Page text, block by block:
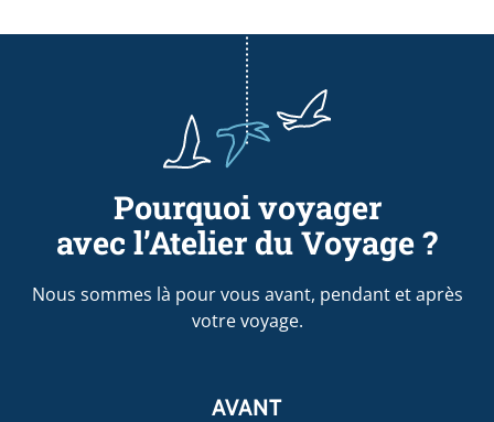
Pourquoi voyager
avec l’Atelier du Voyage ?
Nous sommes là pour vous avant, pendant et après
votre voyage.
AVANT